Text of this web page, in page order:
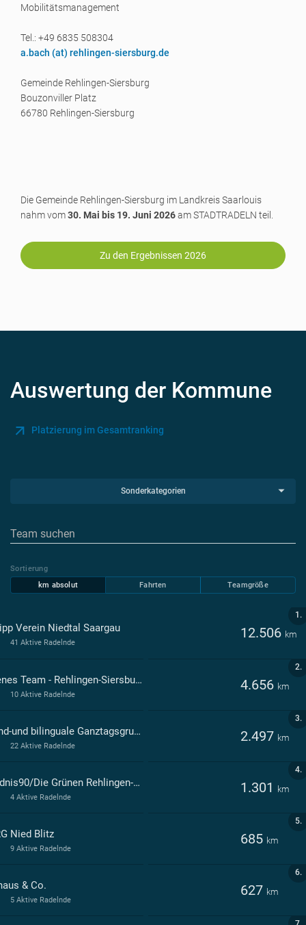
Mobilitätsmanagement
Tel.: +49 6835 508304
a.bach (at) rehlingen-siersburg.de
Gemeinde Rehlingen-Siersburg
Bouzonviller Platz
66780 Rehlingen-Siersburg
Die Gemeinde Rehlingen-Siersburg im Landkreis Saarlouis
nahm vom30. Mai bis 19. Juni 2026am STADTRADELN teil.
Zu den Ergebnissen 2026
Auswertung der Kommune
Platzierung im Gesamtranking
Sonderkategorien
Sortierung
km absolut
Fahrten Teamgröße
1.
Verein Niedtal Saargau 12.506 km
41 Aktive Radelnde
2.
Offenes Team - Rehlingen-Siersburg 4.656 km
10 Aktive Radelnde
3.
Grund-und bilinguale Ganztagsgrundschule Rehlingen-Siersburg 2.497 km
22 Aktive Radelnde
4.
Bündnis90/Die Grünen Rehlingen-Siersburg 1.301 km
4 Aktive Radelnde
5.
Nied Blitz 685 km
9 Aktive Radelnde
6.
& Co. 627 km
5 Aktive Radelnde